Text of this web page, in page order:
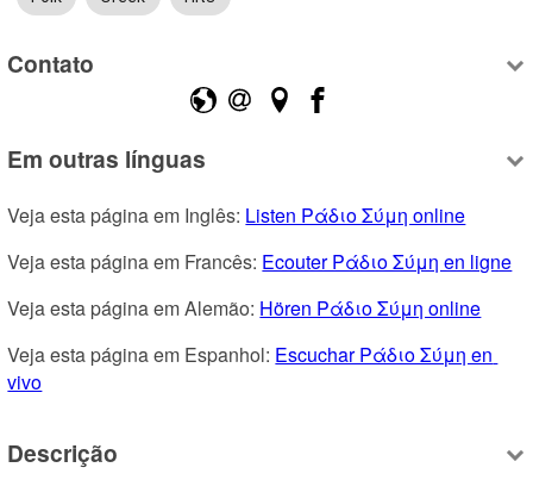
Contato
Em outras línguas
Veja esta página em Inglês: Listen Ράδιο Σύμη online
Veja esta página em Francês: Ecouter Ράδιο Σύμη en ligne
Veja esta página em Alemão: Hören Ράδιο Σύμη online
Veja esta página em Espanhol: Escuchar Ράδιο Σύμη en
vivo
Descrição